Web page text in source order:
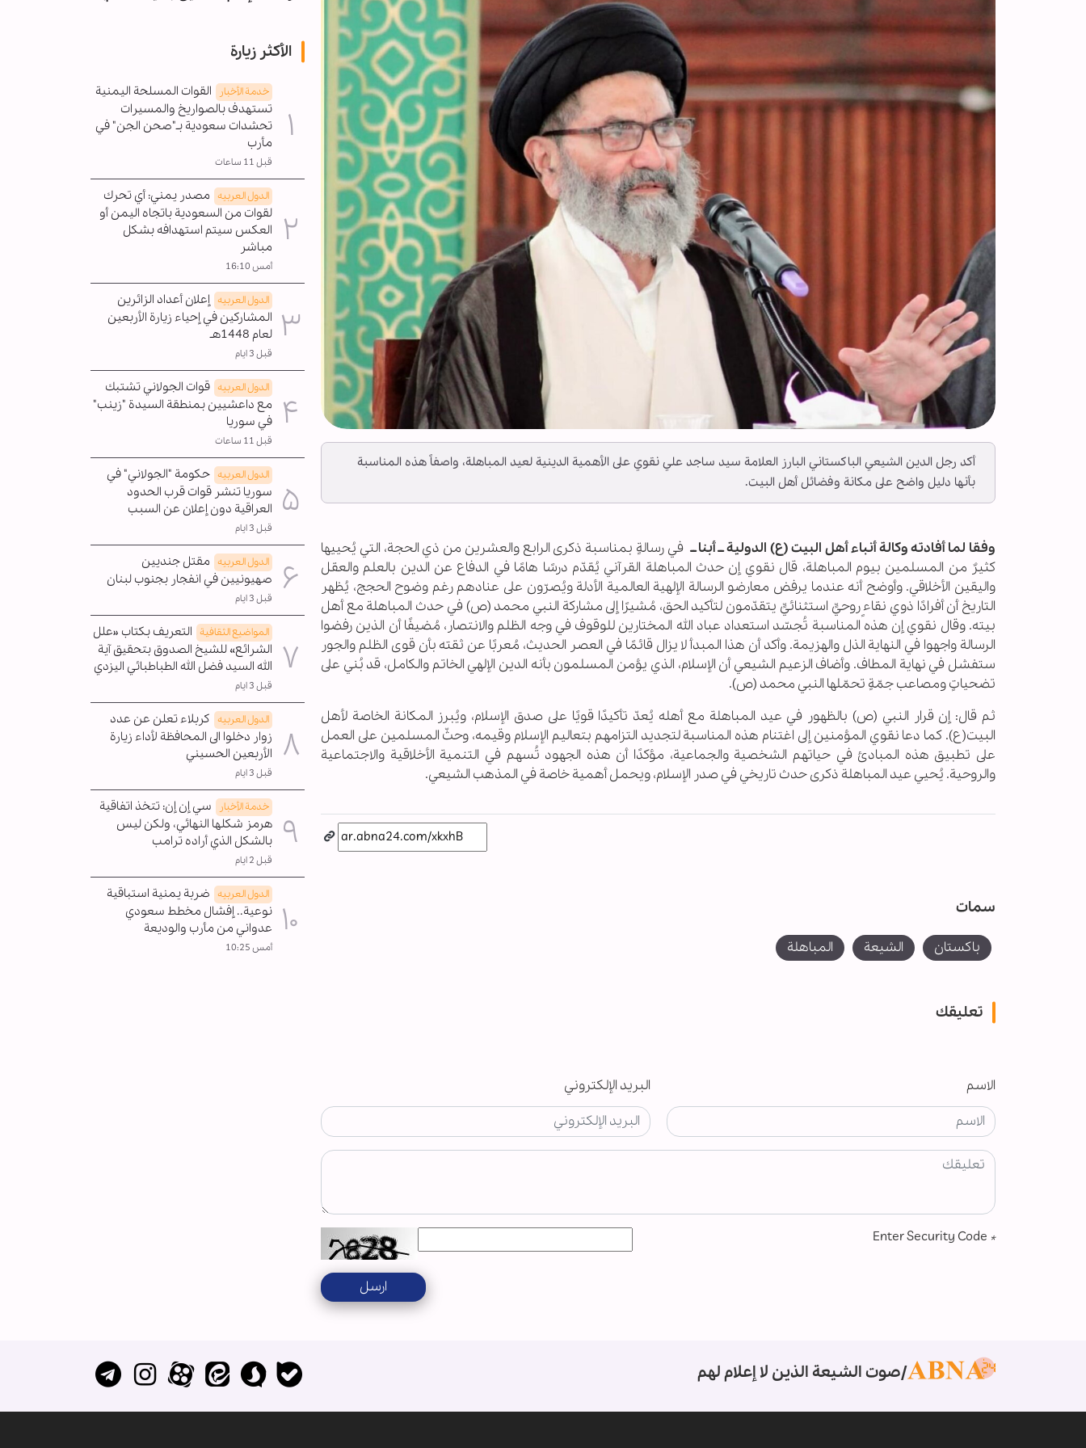
أكد رجل الدين الشيعي الباكستاني البارز العلامة سيد ساجد علي نقوي على الأهمية الدينية لعيد المباهلة، واصفاً هذه المناسبة
بأنها دليل واضح على مكانة وفضائل أهل البيت.
وفقا لما أفادته وكالة أنباء أهل البيت (ع) الدولية ــ أبنا ــفي رسالةٍ بمناسبة ذكرى الرابع والعشرين من ذي الحجة، التي يُحييها
كثيرٌ من المسلمين بيوم المباهلة، قال نقوي إن حدث المباهلة القرآني يُقدّم درسًا هامًا في الدفاع عن الدين بالعلم والعقل
واليقين الأخلاقي. وأوضح أنه عندما يرفض معارضو الرسالة الإلهية العالمية الأدلة ويُصرّون على عنادهم رغم وضوح الحجج، يُظهر
التاريخ أن أفرادًا ذوي نقاءٍ روحيٍّ استثنائيٍّ يتقدّمون لتأكيد الحق، مُشيرًا إلى مشاركة النبي محمد (ص) في حدث المباهلة مع أهل
بيته. وقال نقوي إن هذه المناسبة تُجسّد استعداد عباد الله المختارين للوقوف في وجه الظلم والانتصار، مُضيفًا أن الذين رفضوا
الرسالة واجهوا في النهاية الذل والهزيمة. وأكد أن هذا المبدأ لا يزال قائمًا في العصر الحديث، مُعربًا عن ثقته بأن قوى الظلم والجور
ستفشل في نهاية المطاف. وأضاف الزعيم الشيعي أن الإسلام، الذي يؤمن المسلمون بأنه الدين الإلهي الخاتم والكامل، قد بُني على
تضحياتٍ ومصاعب جمّةٍ تحمّلها النبي محمد (ص).
ثم قال: إن قرار النبي (ص) بالظهور في عيد المباهلة مع أهله يُعدّ تأكيدًا قويًا على صدق الإسلام، ويُبرز المكانة الخاصة لأهل
البيت(ع). كما دعا نقوي المؤمنين إلى اغتنام هذه المناسبة لتجديد التزامهم بتعاليم الإسلام وقيمه، وحثّ المسلمين على العمل
على تطبيق هذه المبادئ في حياتهم الشخصية والجماعية، مؤكدًا أن هذه الجهود تُسهم في التنمية الأخلاقية والاجتماعية
والروحية. يُحيي عيد المباهلة ذكرى حدث تاريخي في صدر الإسلام، ويحمل أهمية خاصة في المذهب الشيعي.
سمات
باكستان الشیعة المباهلة
تعليقك
الاسم البريد الإلكتروني
*
ارسل
الأكثر زيارة
خدمة الأخبار
القوات المسلحة اليمنية
تستهدف بالصواريخ والمسيرات
تحشدات سعودية بـ"صحن الجن" في
مأرب
قبل 11 ساعات
الدول العربیه مصدر يمني: أي تحرك
لقوات من السعودية باتجاه اليمن أو
العكس سيتم استهدافه بشكل
مباشر
أمس 16:10
الدول العربیه إعلان أعداد الزائرين
المشاركين في إحياء زيارة الأربعين
لعام 1448هـ
قبل 3 ايام
الدول العربیه قوات الجولاني تشتبك
مع داعشيين بمنطقة السيدة "زينب"
في سوريا
قبل 11 ساعات
الدول العربیه حكومة "الجولاني" في
سوريا تنشر قوات قرب الحدود
العراقية دون إعلان عن السبب
قبل 3 ايام
الدول العربیه مقتل جنديين
صهيونيين في انفجار بجنوب لبنان
قبل 3 ايام
المواضیع الثقافية التعريف بكتاب «علل
الشرائع» للشيخ الصدوق بتحقيق آية
الله السيد فضل الله الطباطبائي اليزدي
قبل 3 ايام
الدول العربیه كربلاء تعلن عن عدد
زوار دخلوا الى المحافظة لأداء زيارة
الأربعين الحسيني
قبل 3 ايام
خدمة الأخبار
سي إن إن: تتخذ اتفاقية
هرمز شكلها النهائي، ولكن ليس
بالشكل الذي أراده ترامب
قبل 2 ايام
الدول العربیه ضربة يمنية استباقية
نوعية.. إفشال مخطط سعودي
عدواني من مأرب والوديعة
أمس 10:25
صوت الشيعة الذين لا إعلام لهم